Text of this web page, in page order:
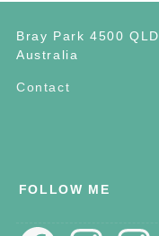
Bray Park 4500 QLD
Australia
Contact
FOLLOW ME
FacebookInstagram